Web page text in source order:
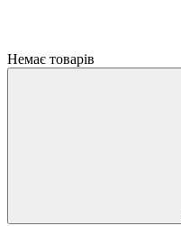
Немає товарів